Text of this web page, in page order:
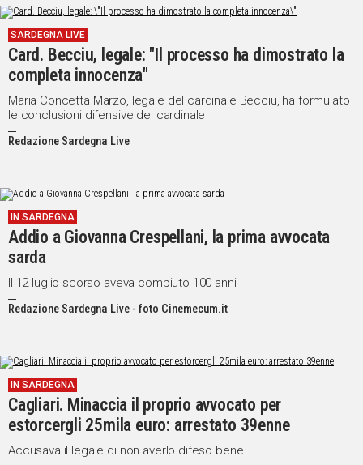
WHATSAPP
Social
SARDEGNA LIVE
Card. Becciu, legale: "Il processo ha dimostrato la
completa innocenza"
Maria Concetta Marzo, legale del cardinale Becciu, ha formulato
le conclusioni difensive del cardinale
Redazione Sardegna Live
IN SARDEGNA
Addio a Giovanna Crespellani, la prima avvocata
sarda
Il 12 luglio scorso aveva compiuto 100 anni
Redazione Sardegna Live - foto Cinemecum.it
IN SARDEGNA
Cagliari. Minaccia il proprio avvocato per
estorcergli 25mila euro: arrestato 39enne
Accusava il legale di non averlo difeso bene